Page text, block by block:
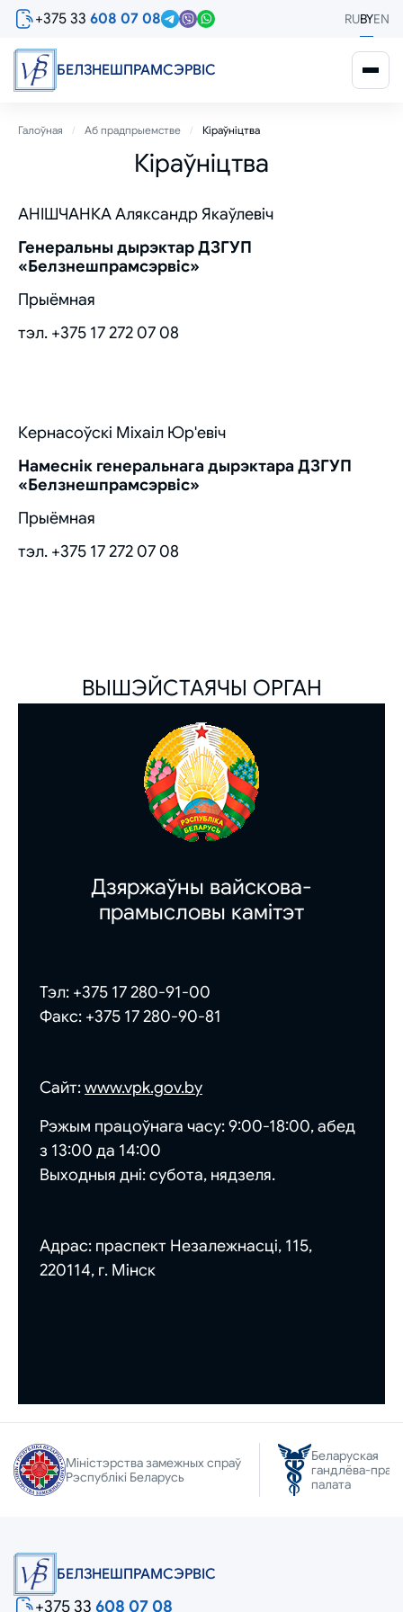
Перайсці
змесціва
+375 33 608 07 08 RUBYEN
БЕЛЗНЕШПРАМСЭРВIС
Breadcrumb
Галоўная Аб прадпрыемстве Кіраўніцтва
Кіраўніцтва
АНІШЧАНКА Аляксандр Якаўлевіч
Генеральны дырэктар ДЗГУП
«Белзнешпрамсэрвіс»
Прыёмная
тэл. +375 17 272 07 08
Кернасоўскі Міхаіл Юр'евіч
Намеснiк генеральнага дырэктара ДЗГУП
«Белзнешпрамсэрвіс»
Прыёмная
тэл. +375 17 272 07 08
ВЫШЭЙСТАЯЧЫ ОРГАН
Дзяржаўны вайскова-
прамысловы камітэт
Тэл: +375 17 280-91-00
Факс: +375 17 280-90-81
Сайт:www.vpk.gov.by
Рэжым працоўнага часу: 9:00-18:00, абед
з 13:00 да 14:00
Выходныя днi: субота, нядзеля.
Адрас: праспект Незалежнасці, 115,
220114, г. Мінск
Міністэрства замежных спраў
Рэспублікі Беларусь
Беларуская
гандлёва-
палата
БЕЛЗНЕШПРАМСЭРВIС
+375 33 608 07 08